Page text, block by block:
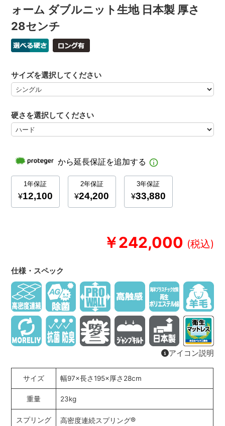
ォーム ダブルニット生地 日本製 厚さ
28センチ
￥242,000
サイズを選択してください
硬さを選択してください
仕様・スペック
アイコン説明
サイズ 幅97×長さ195×厚さ28cm
重量 23kg
スプリング 高密度連続スプリング®